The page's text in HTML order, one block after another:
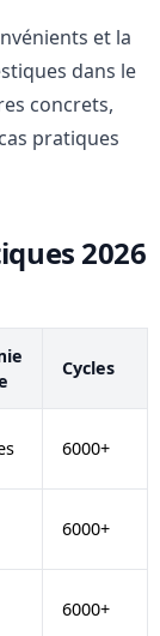
et la
dans le
concrets,
pratiques
2026
Cycles
6000+
6000+
6000+